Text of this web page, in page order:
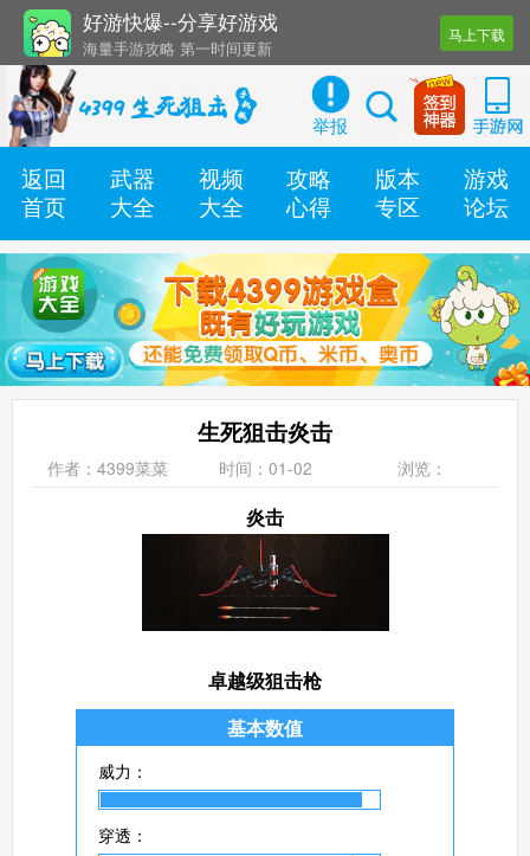
好游快爆--分享好游戏
海量手游攻略 第一时间更新
还有几十款实用辅助工具
马上下载
举报
返回
首页
武器
大全
视频
大全
攻略
心得
版本
专区
游戏
论坛
生死狙击炎击
作者：4399菜菜 时间：01-02 浏览：
炎击
卓越级狙击枪
基本数值
威力：
穿透：